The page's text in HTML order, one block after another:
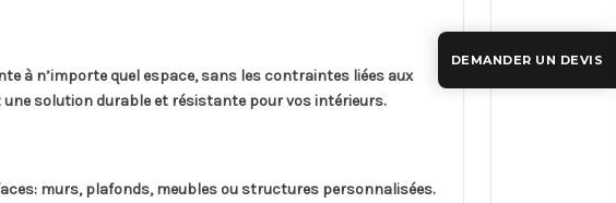
à n’importe quel espace, sans les contraintes liées aux
solution durable et résistante pour vos intérieurs.
murs, plafonds, meubles ou structures personnalisées.
DEMANDER UN DEVIS